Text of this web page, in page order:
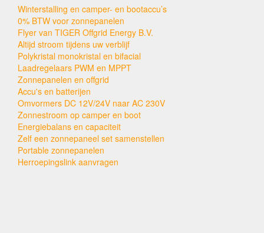
Winterstalling en camper- en bootaccu’s
0% BTW voor zonnepanelen
Flyer van TIGER Offgrid Energy B.V.
Altijd stroom tijdens uw verblijf
Polykristal monokristal en bifacial
Laadregelaars PWM en MPPT
Zonnepanelen en offgrid
Accu's en batterijen
Omvormers DC 12V/24V naar AC 230V
Zonnestroom op camper en boot
Energiebalans en capaciteit
Zelf een zonnepaneel set samenstellen
Portable zonnepanelen
Herroepingslink aanvragen